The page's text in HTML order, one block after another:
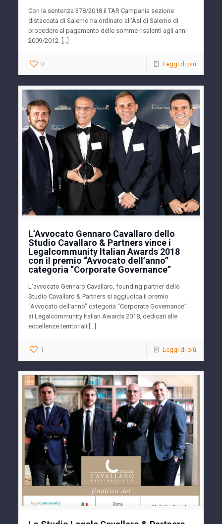
Con la sentenza 378/2018 il TAR Campania sezione
distaccata di Salerno ha ordinato all’Asl di Salerno di
procedere al pagamento delle somme risalenti agli anni
2009/2012. […]
0 Leggi di più
L’Avvocato Gennaro Cavallaro dello
Studio Cavallaro & Partners vince i
Legalcommunity Italian Awards 2018
con il premio “Avvocato dell’anno”
categoria “Corporate Governance”
L’avvocato Gennaro Cavallaro, founding partner dello
Studio Cavallaro & Partners si aggiudica il premio
“Avvocato dell’anno” categoria “Corporate Governance”
ai Legalcommunity Italian Awards 2018, dedicati alle
eccellenze territoriali […]
1 Leggi di più